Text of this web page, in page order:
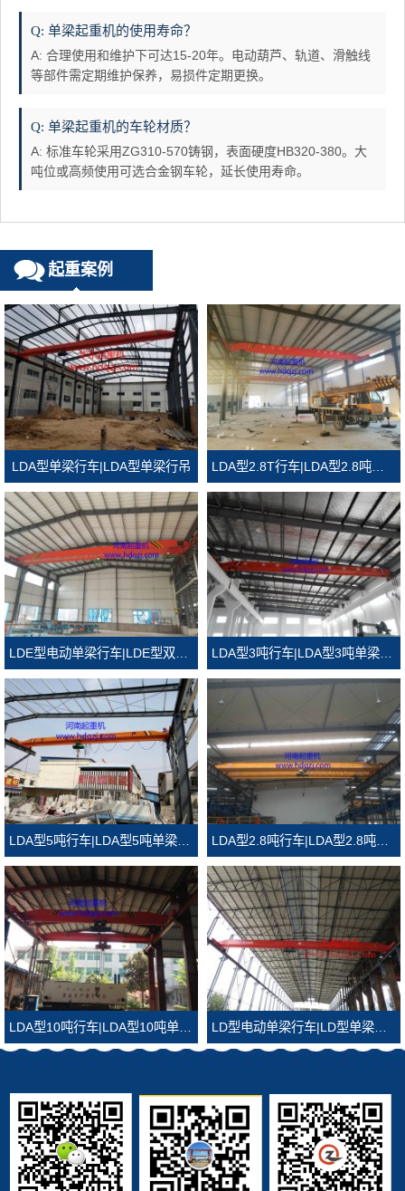
Q: 单梁起重机的使用寿命？
A: 合理使用和维护下可达15-20年。电动葫芦、轨道、滑触线
等部件需定期维护保养，易损件定期更换。
Q: 单梁起重机的车轮材质？
A: 标准车轮采用ZG310-570铸钢，表面硬度HB320-380。大
吨位或高频使用可选合金钢车轮，延长使用寿命。
起重案例
LDA型单梁行车|LDA型单梁行吊